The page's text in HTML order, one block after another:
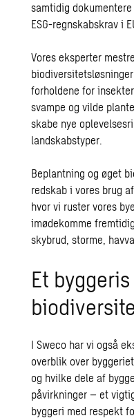
samtidig
ESG-regnskabskrav i
Vores eksperter
forholdene for
svampe og vilde
skabe nye
landskabstyper.
Beplantning og øget
redskab i vores brug
hvor vi ruster vores
imødekomme
skybrud, storme,
Et
I Sweco har vi også
overblik over
og hvilke dele af
påvirkninger – et
byggeri med respekt